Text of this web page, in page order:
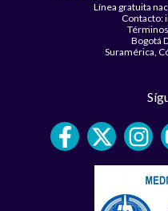
Línea gratuita
Contacto:
Bogotá
Suramérica,